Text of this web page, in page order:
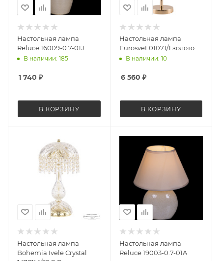
Настольная лампа
Reluce 16009-0.7-01J
В наличии: 185
1 740 ₽
В КОРЗИНУ
Настольная лампа
Eurosvet 01071/1 золото
В наличии: 10
6 560 ₽
В КОРЗИНУ
Настольная лампа
Bohemia Ivele Crystal
Настольная лампа
Reluce 19003-0.7-01A